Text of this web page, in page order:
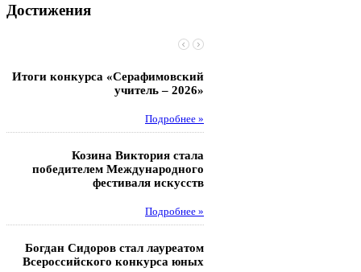
Достижения
Итоги конкурса «Серафимовский
учитель – 2026»
Подробнее »
Козина Виктория стала
победителем Международного
фестиваля искусств
Подробнее »
Богдан Сидоров стал лауреатом
Всероссийского конкурса юных